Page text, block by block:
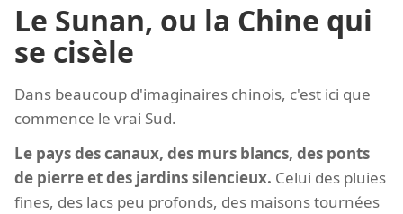
Le Sunan, ou la Chine qui
se cisèle
Dans beaucoup d'imaginaires chinois, c'est ici que
commence le vrai Sud.
Le pays des canaux, des murs blancs, des ponts
de pierre et des jardins silencieux. Celui des pluies
fines, des lacs peu profonds, des maisons tournées